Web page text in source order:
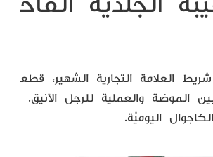
العلامة التجارية الشهير، قطع
الموضة والعملية للرجل الأنيق.
اليوميّة.